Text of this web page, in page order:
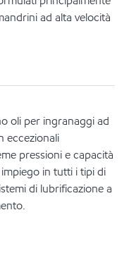
ad alta velocità
oli per ingranaggi ad
eccezionali
pressioni e capacità
in tutti i tipi di
di lubrificazione a